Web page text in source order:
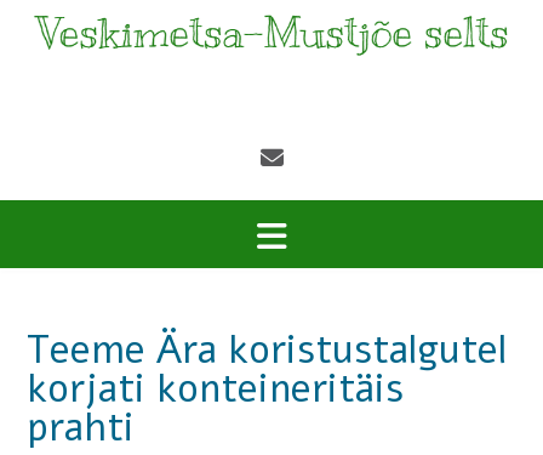
Teeme Ära koristustalgutel
korjati konteineritäis
prahti